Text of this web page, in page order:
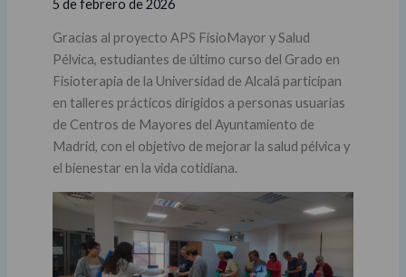
5 de febrero de 2026
Gracias al proyecto APS FisioMayor y Salud
Pélvica, estudiantes de último curso del Grado en
Fisioterapia de la Universidad de Alcalá participan
en talleres prácticos dirigidos a personas usuarias
de Centros de Mayores del Ayuntamiento de
Madrid, con el objetivo de mejorar la salud pélvica y
el bienestar en la vida cotidiana.